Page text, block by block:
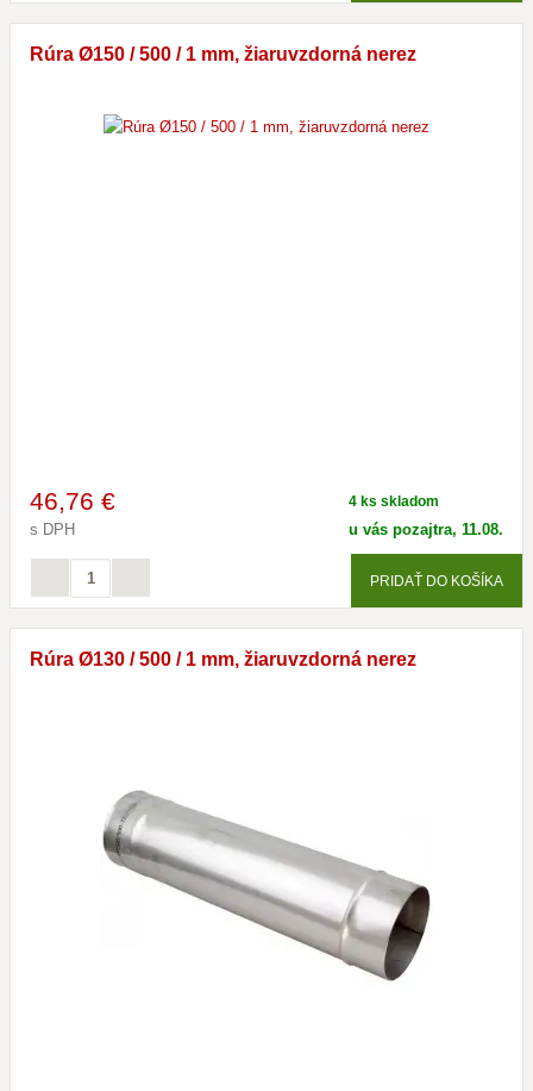
Rúra Ø150 / 500 / 1 mm, žiaruvzdorná nerez
46,76 €
s DPH
4 ks skladom
u vás pozajtra, 11.08.
PRIDAŤ DO KOŠÍKA
Rúra Ø130 / 500 / 1 mm, žiaruvzdorná nerez